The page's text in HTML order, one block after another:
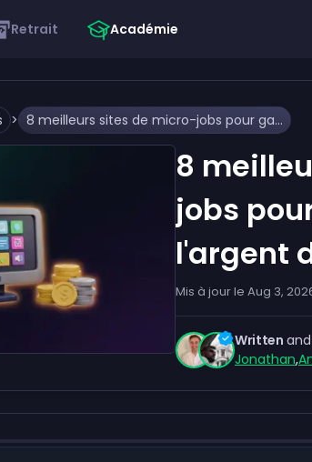
Retrait Académie
> 8 meilleurs sites de micro-jobs pour gagner de l'argent de chez toi
8
jobs
l'argent
Mis à jour le Aug 3,
Written and
Jonathan,